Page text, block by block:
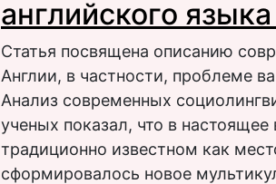
английского
Статья посвящена описанию
Англии, в частности, проблеме
Анализ современных
ученых показал, что в
традиционно известном как
сформировалось новое